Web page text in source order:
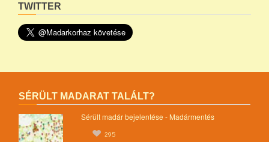
TWITTER
SÉRÜLT MADARAT TALÁLT?
Sérült madár bejelentése - Madármentés
295